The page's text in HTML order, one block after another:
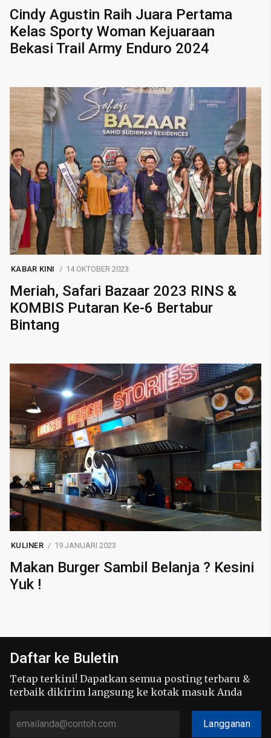
Cindy Agustin Raih Juara Pertama
Kelas Sporty Woman Kejuaraan
Bekasi Trail Army Enduro 2024
KABAR KINI 14 OKTOBER 2023
Meriah, Safari Bazaar 2023 RINS &
KOMBIS Putaran Ke-6 Bertabur
Bintang
KULINER 19 JANUARI 2023
Makan Burger Sambil Belanja ? Kesini
Yuk !
Daftar ke Buletin
Tetap terkini! Dapatkan semua posting terbaru &
terbaik dikirim langsung ke kotak masuk Anda
Langganan